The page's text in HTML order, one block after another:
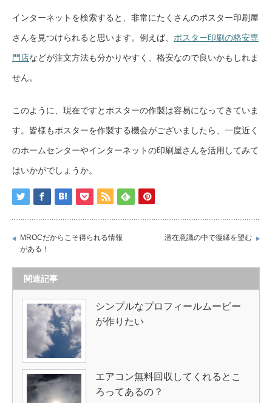
インターネットを検索すると、非常にたくさんのポスター印刷屋
さんを見つけられると思います。例えば、 ポスター印刷の格安専
門店などが注文方法も分かりやすく、格安なので良いかもしれま
せん。
このように、現在ですとポスターの作製は容易になってきていま
す。皆様もポスターを作製する機会がございましたら、一度近く
のホームセンターやインターネットの印刷屋さんを活用してみて
はいかがでしょうか。
MROCだからこそ得られる情報
がある！
潜在意識の中で復縁を望む
関連記事
シンプルなプロフィールムービー
が作りたい
エアコン無料回収してくれるとこ
ろってあるの？